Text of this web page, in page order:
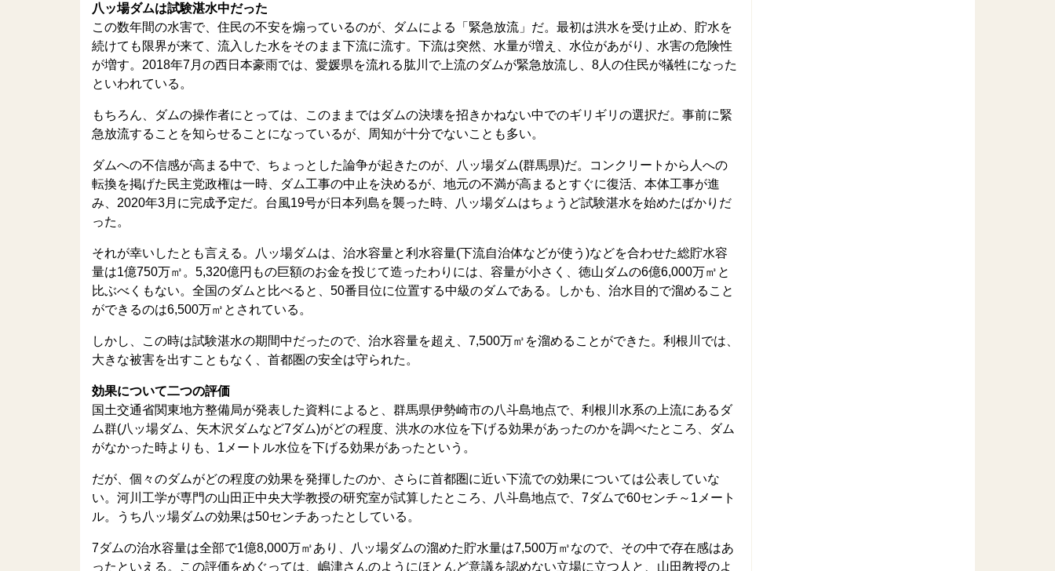
八ッ場ダムは試験湛水中だった
この数年間の水害で、住民の不安を煽っているのが、ダムによる「緊急放流」だ。最初は洪水を受け止め、貯水を
続けても限界が来て、流入した水をそのまま下流に流す。下流は突然、水量が増え、水位があがり、水害の危険性
が増す。2018年7月の西日本豪雨では、愛媛県を流れる肱川で上流のダムが緊急放流し、8人の住民が犠牲になった
といわれている。
もちろん、ダムの操作者にとっては、このままではダムの決壊を招きかねない中でのギリギリの選択だ。事前に緊
急放流することを知らせることになっているが、周知が十分でないことも多い。
ダムへの不信感が高まる中で、ちょっとした論争が起きたのが、八ッ場ダム(群馬県)だ。コンクリートから人への
転換を掲げた民主党政権は一時、ダム工事の中止を決めるが、地元の不満が高まるとすぐに復活、本体工事が進
み、2020年3月に完成予定だ。台風19号が日本列島を襲った時、八ッ場ダムはちょうど試験湛水を始めたばかりだ
った。
それが幸いしたとも言える。八ッ場ダムは、治水容量と利水容量(下流自治体などが使う)などを合わせた総貯水容
量は1億750万㎥。5,320億円もの巨額のお金を投じて造ったわりには、容量が小さく、徳山ダムの6億6,000万㎥と
比ぶべくもない。全国のダムと比べると、50番目位に位置する中級のダムである。しかも、治水目的で溜めること
ができるのは6,500万㎥とされている。
しかし、この時は試験湛水の期間中だったので、治水容量を超え、7,500万㎥を溜めることができた。利根川では、
大きな被害を出すこともなく、首都圏の安全は守られた。
効果について二つの評価
国土交通省関東地方整備局が発表した資料によると、群馬県伊勢崎市の八斗島地点で、利根川水系の上流にあるダ
ム群(八ッ場ダム、矢木沢ダムなど7ダム)がどの程度、洪水の水位を下げる効果があったのかを調べたところ、ダム
がなかった時よりも、1メートル水位を下げる効果があったという。
だが、個々のダムがどの程度の効果を発揮したのか、さらに首都圏に近い下流での効果については公表していな
い。河川工学が専門の山田正中央大学教授の研究室が試算したところ、八斗島地点で、7ダムで60センチ～1メート
ル。うち八ッ場ダムの効果は50センチあったとしている。
7ダムの治水容量は全部で1億8,000万㎥あり、八ッ場ダムの溜めた貯水量は7,500万㎥なので、その中で存在感はあ
ったといえる。この評価をめぐっては、嶋津さんのようにほとんど意議を認めない立場に立つ人と、山田教授のよ